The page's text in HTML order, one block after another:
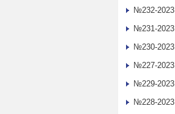
№232-2023
№231-2023
№230-2023
№227-2023
№229-2023
№228-2023